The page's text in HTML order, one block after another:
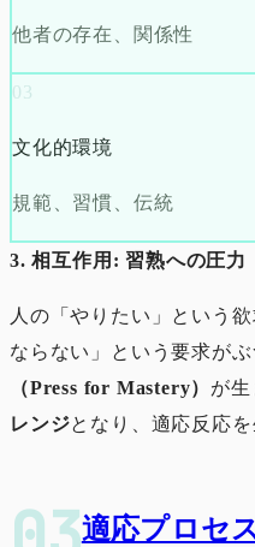
他者の存在、関係性
03
文化的環境
規範、習慣、伝統
3. 相互作用: 習熟への圧力
人の「やりたい」という
ならない」という要求が
（Press for Mastery） が
レンジとなり、適応反応
適応プロセ